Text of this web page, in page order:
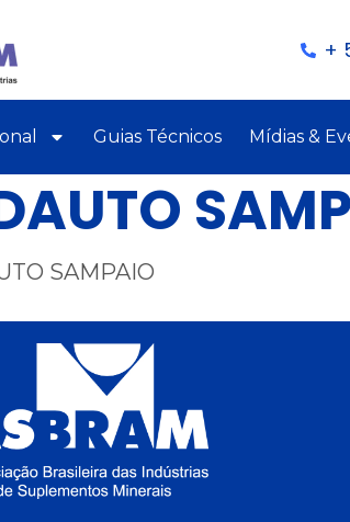
+
Guias Técnicos Mídias &
SAMPAIO